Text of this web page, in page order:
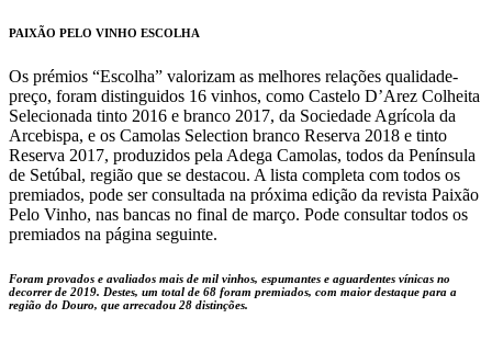
PAIXÃO PELO VINHO ESCOLHA
Os prémios “Escolha” valorizam as melhores relações qualidade-
preço, foram distinguidos 16 vinhos, como Castelo D’Arez Colheita
Selecionada tinto 2016 e branco 2017, da Sociedade Agrícola da
Arcebispa, e os Camolas Selection branco Reserva 2018 e tinto
Reserva 2017, produzidos pela Adega Camolas, todos da Península
de Setúbal, região que se destacou. A lista completa com todos os
premiados, pode ser consultada na próxima edição da revista Paixão
Pelo Vinho, nas bancas no final de março. Pode consultar todos os
premiados na página seguinte.
Foram provados e avaliados mais de mil vinhos, espumantes e aguardentes vínicas no
decorrer de 2019. Destes, um total de 68 foram premiados, com maior destaque para a
região do Douro, que arrecadou 28 distinções.